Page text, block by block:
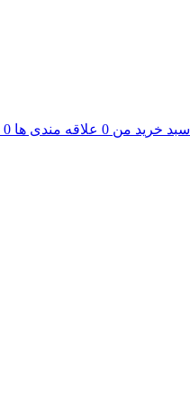
سبد خرید من 0 علاقه مندی ها 0